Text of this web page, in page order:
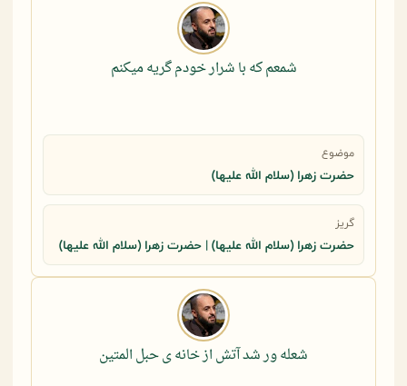
شمعم که با شرار خودم گریه میکنم
موضوع
حضرت زهرا (سلام الله علیها)
گریز
حضرت زهرا (سلام الله علیها) | حضرت زهرا (سلام الله علیها)
شعله ور شد آتش از خانه ی حبل المتین